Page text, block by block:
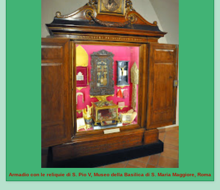
Armadio con le reliquie di S. Pio V, Museo della Basilica di S. Maria Maggiore, Roma